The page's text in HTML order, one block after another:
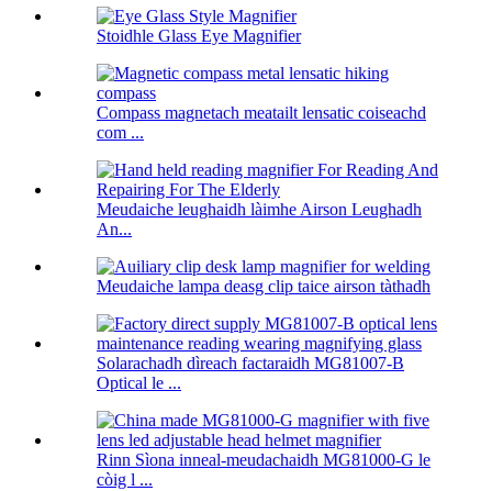
Stoidhle Glass Eye Magnifier
Compass magnetach meatailt lensatic coiseachd
com ...
Meudaiche leughaidh làimhe Airson Leughadh
An...
Meudaiche lampa deasg clip taice airson tàthadh
Solarachadh dìreach factaraidh MG81007-B
Optical le ...
Rinn Sìona inneal-meudachaidh MG81000-G le
còig l ...